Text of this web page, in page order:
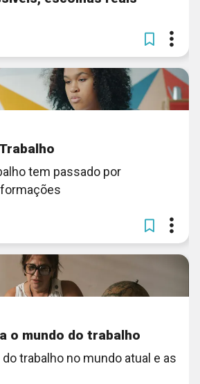
tem passado por
o mundo do trabalho
trabalho no mundo atual e as